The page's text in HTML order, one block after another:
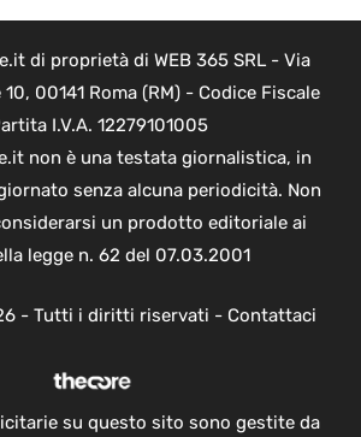
di proprietà di WEB 365 SRL - Via
00141 Roma (RM) - Codice Fiscale
I.V.A. 12279101005
non è una testata giornalistica, in
senza alcuna periodicità. Non
un prodotto editoriale ai
legge n. 62 del 07.03.2001
- Tutti i diritti riservati - Contattaci
su questo sito sono gestite da